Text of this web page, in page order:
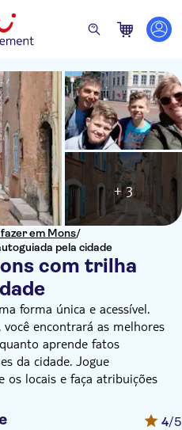
em Mons/
pela cidade
com trilha
+ 3
forma única e acessível.
encontrará as melhores
aprende fatos
da cidade. Jogue
os locais e faça atribuições
seu smartphone. Nesta
onde vai parar, não um guia
4/5